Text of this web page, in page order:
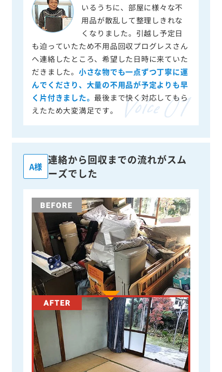
いるうちに、部屋に様々な不
用品が散乱して整理しきれな
くなりました。引越し予定日
も迫っていたため不用品回収プログレスさん
へ連絡したところ、希望した日時に来ていた
だきました。 小さな物でも一点ずつ丁寧に運
んでくださり、大量の不用品が予定よりも早
く片付きました。 最後まで快く対応してもら
えたため大変満足です。
A様
連絡から回収までの流れがスム
ーズでした